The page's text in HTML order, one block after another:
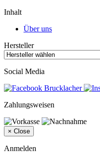
Inhalt
Über uns
Hersteller
Social Media
Zahlungsweisen
× Close
Anmelden